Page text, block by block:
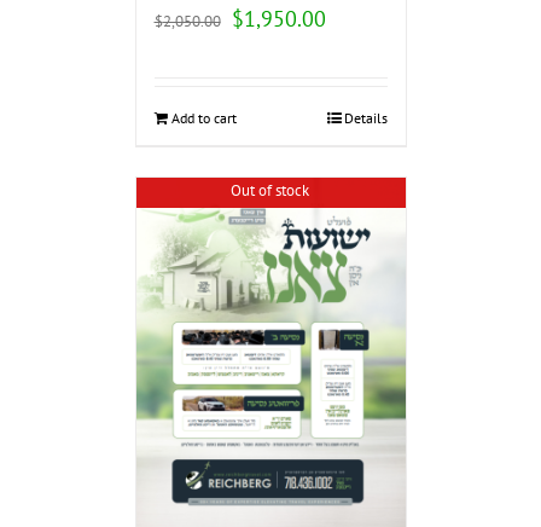
$2,050.00 $1,950.00
Add to cart Details
Out of stock